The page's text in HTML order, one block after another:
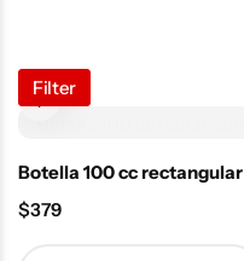
Filter
Botella 100 cc rectangular
$379